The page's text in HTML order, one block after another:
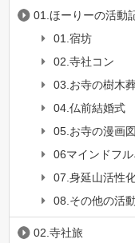
01.ほーりーの活動
01.宿坊
02.寺社コン
03.お寺の樹木
04.仏前結婚式
05.お寺の漫画
06マインドフル
07.身延山活性
08.その他の活
02.寺社旅